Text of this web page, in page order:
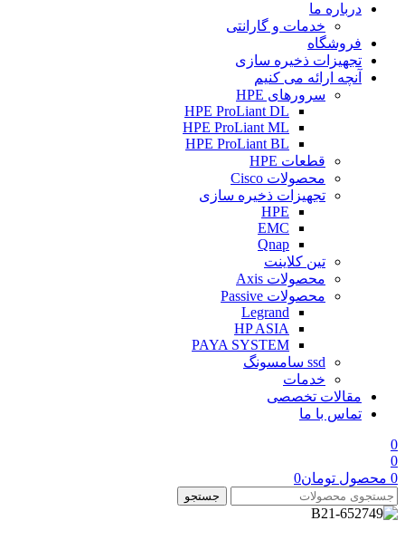
درباره ما
خدمات و گارانتی
فروشگاه
تجهیزات ذخیره سازی
آنچه ارائه می کنیم
سرورهای HPE
HPE ProLiant DL
HPE ProLiant ML
HPE ProLiant BL
قطعات HPE
محصولات Cisco
تجهیزات ذخیره سازی
HPE
EMC
Qnap
تین کلاینت
محصولات Axis
محصولات Passive
Legrand
HP ASIA
PAYA SYSTEM
ssd سامسونگ
خدمات
مقالات تخصصی
تماس با ما
0
0
0 محصول تومان0
جستجو